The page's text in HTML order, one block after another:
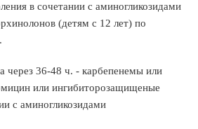
в сочетании с аминогликозидами
(детям с 12 лет) по
через 36-48 ч. - карбепенемы или
или ингибиторозащищеные
с аминогликозидами